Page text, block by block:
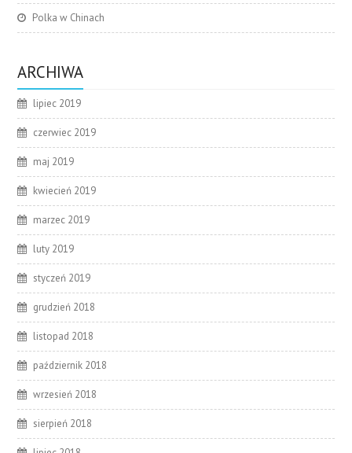
Polka w Chinach
ARCHIWA
lipiec 2019
czerwiec 2019
maj 2019
kwiecień 2019
marzec 2019
luty 2019
styczeń 2019
grudzień 2018
listopad 2018
październik 2018
wrzesień 2018
sierpień 2018